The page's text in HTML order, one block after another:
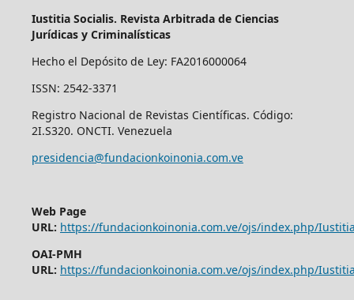
Iustitia Socialis. Revista Arbitrada de Ciencias
Jurídicas y Criminalísticas
Hecho el Depósito de Ley: FA2016000064
ISSN: 2542-3371
Registro Nacional de Revistas Científicas. Código:
2I.S320. ONCTI. Venezuela
presidencia@fundacionkoinonia.com.ve
Web Page
URL: https://fundacionkoinonia.com.ve/ojs/index.php/
OAI-PMH
URL: https://fundacionkoinonia.com.ve/ojs/index.php/